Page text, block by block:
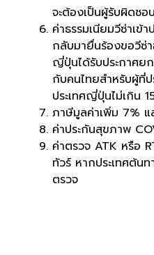
จะต้องเป็นผู้รับผิดชอ
ค่าธรรมเนียมวีซ่าเข้
กลับมายื่นร้องขอวีซ่
ญี่ปุ่นได้รับประกาศยก
กับคนไทยสำหรับผู้ที่ป
ประเทศญี่ปุ่นไม่เกิน
ภาษีมูลค่าเพิ่ม 7%
ค่าประกันสุขภาพ
ค่าตรวจ ATK หรือ
ทัวร์ หากประเทศต้น
ตรวจ